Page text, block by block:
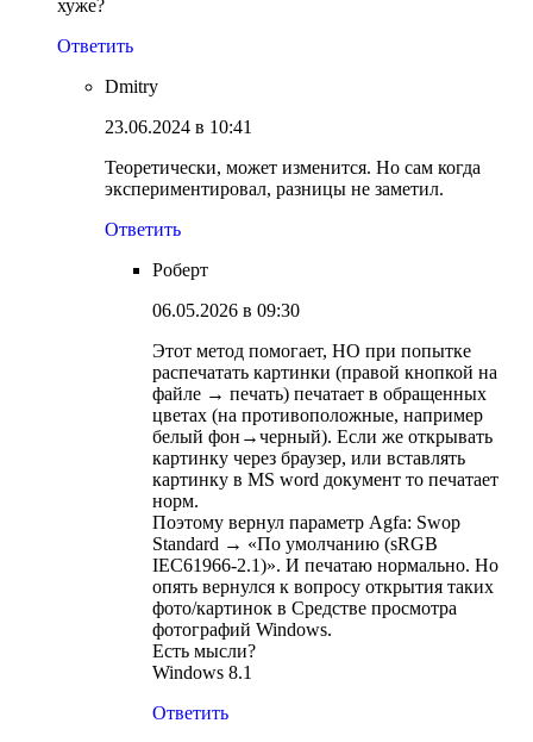
хуже?
Ответить
Dmitry
23.06.2024 в 10:41
Теоретически, может изменится. Но сам когда
экспериментировал, разницы не заметил.
Ответить
Роберт
06.05.2026 в 09:30
Этот метод помогает, НО при попытке
распечатать картинки (правой кнопкой на
файле → печать) печатает в обращенных
цветах (на противоположные, например
белый фон→черный). Если же открывать
картинку через браузер, или вставлять
картинку в MS word документ то печатает
норм.
Поэтому вернул параметр Agfa: Swop
Standard → «По умолчанию (sRGB
IEC61966-2.1)». И печатаю нормально. Но
опять вернулся к вопросу открытия таких
фото/картинок в Средстве просмотра
фотографий Windows.
Есть мысли?
Windows 8.1
Ответить